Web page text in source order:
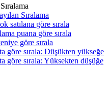
Sıralama
satılana göre sırala
puana göre sırala
göre sırala
göre sırala: Düşükten yükseğe
göre sırala: Yüksekten düşüğe